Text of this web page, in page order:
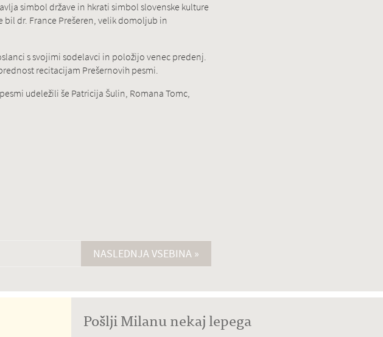
simbol države in hkrati simbol slovenske kulture
bil dr. France Prešeren, velik domoljub in
s svojimi sodelavci in položijo venec predenj.
recitacijam Prešernovih pesmi.
udeležili še Patricija Šulin, Romana Tomc,
NASLEDNJA VSEBINA »
Pošlji Milanu nekaj lepega